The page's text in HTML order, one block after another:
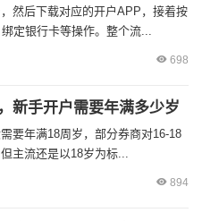
然后下载对应的开户APP，接着按
定银行卡等操作。整个流...
698
新手开户需要年满多少岁
要年满18周岁，部分券商对16-18
主流还是以18岁为标...
894